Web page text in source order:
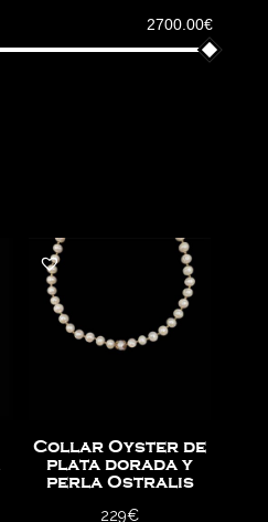
2700.00€
Collar Oyster de
plata dorada y
perla Ostralis
229€